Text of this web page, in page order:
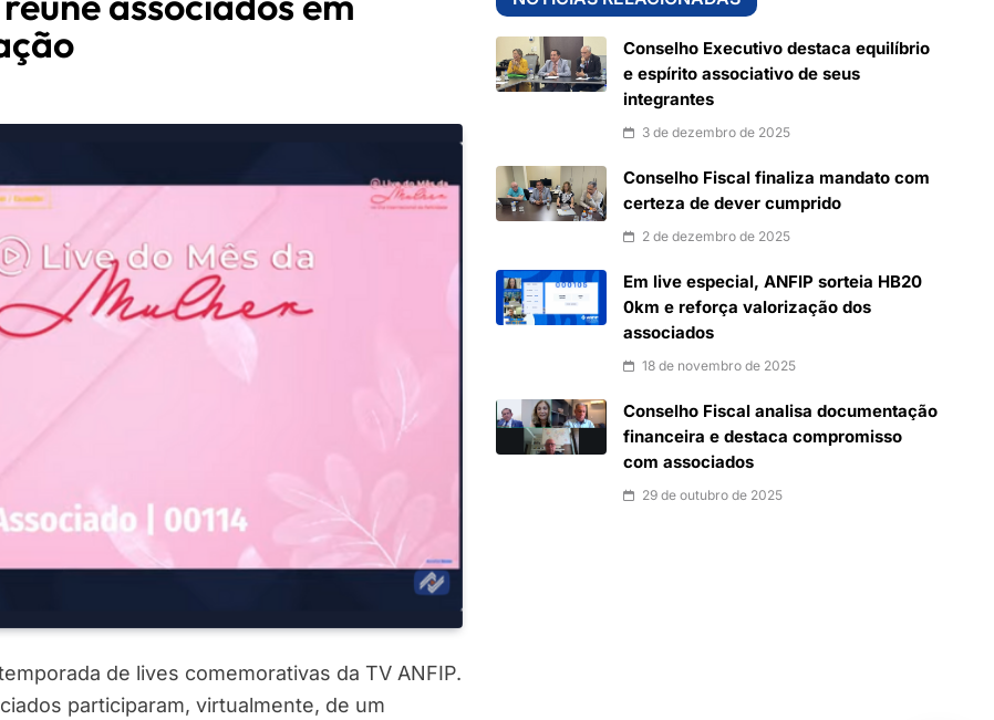
de lives comemorativas da TV ANFIP.
participaram, virtualmente, de um
Conselho Executivo destaca equilíbrio
e espírito associativo de seus
integrantes
3 de dezembro de 2025
Conselho Fiscal finaliza mandato com
certeza de dever cumprido
2 de dezembro de 2025
Em live especial, ANFIP sorteia HB20
0km e reforça valorização dos
associados
18 de novembro de 2025
Conselho Fiscal analisa documentação
financeira e destaca compromisso
com associados
29 de outubro de 2025